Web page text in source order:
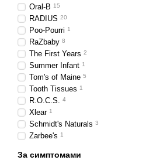
Oral-B 15
RADIUS 20
Poo-Pourri 1
RaZbaby 8
The First Years 2
Summer Infant 1
Tom's of Maine 5
Tooth Tissues 1
R.O.C.S. 4
Xlear 1
Schmidt's Naturals 3
Zarbee's 1
За симптомами